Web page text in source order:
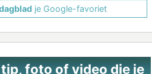
je Google-favoriet
tip, foto of video die je